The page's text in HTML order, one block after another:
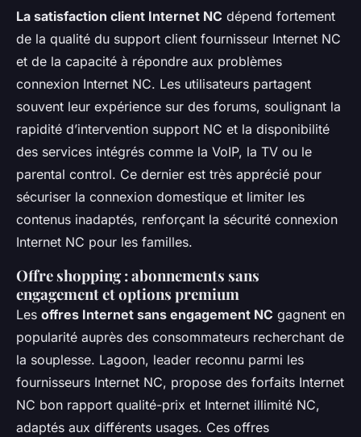
La satisfaction client Internet NC dépend fortement
de la qualité du support client fournisseur Internet NC
et de la capacité à répondre aux problèmes
connexion Internet NC. Les utilisateurs partagent
souvent leur expérience sur des forums, soulignant la
rapidité d’intervention support NC et la disponibilité
des services intégrés comme la VoIP, la TV ou le
parental control. Ce dernier est très apprécié pour
sécuriser la connexion domestique et limiter les
contenus inadaptés, renforçant la sécurité connexion
Internet NC pour les familles.
Offre shopping : abonnements sans
engagement et options premium
Les offres Internet sans engagement NC gagnent en
popularité auprès des consommateurs recherchant de
la souplesse. Lagoon, leader reconnu parmi les
fournisseurs Internet NC, propose des forfaits Internet
NC bon rapport qualité-prix et Internet illimité NC,
adaptés aux différents usages. Ces offres